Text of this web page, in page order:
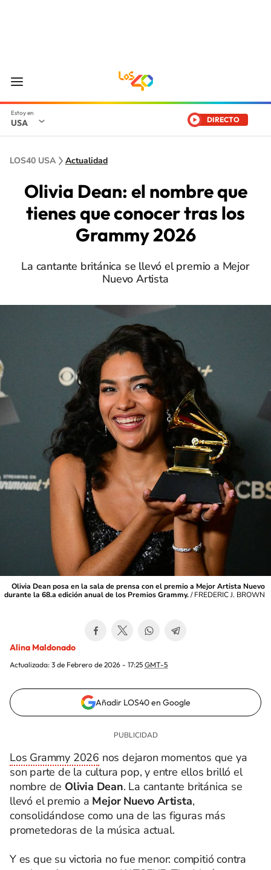
USA DIRECTO
LOS40 USA Actualidad
Olivia Dean: el nombre que
tienes que conocer tras los
Grammy 2026
La cantante británica se llevó el premio a Mejor
Nuevo Artista
Olivia Dean posa en la sala de prensa con el premio a Mejor Artista Nuevo
durante la 68.a edición anual de los Premios Grammy./FREDERIC J. BROWN
Alina Maldonado
Actualizada: 3 de Febrero de 2026 - 17:25 GMT-5
Añadir LOS40 en Google
Los Grammy 2026 nos dejaron momentos que ya
son parte de la cultura pop, y entre ellos brilló el
nombre de Olivia Dean. La cantante británica se
llevó el premio a Mejor Nuevo Artista,
consolidándose como una de las figuras más
prometedoras de la música actual.
Y es que su victoria no fue menor: compitió contra